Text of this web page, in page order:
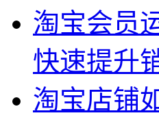
淘宝会员
快速提升
淘宝店铺